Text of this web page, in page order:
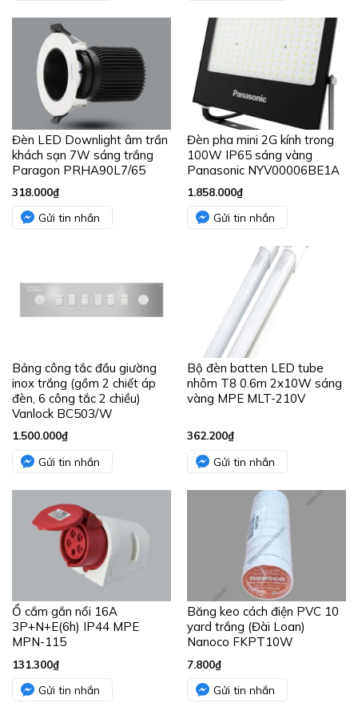
Đèn LED Downlight âm trần
khách sạn 7W sáng trắng
Paragon PRHA90L7/65
318.000₫
Gửi tin nhắn
Đèn pha mini 2G kính trong
100W IP65 sáng vàng
Panasonic NYV00006BE1A
1.858.000₫
Gửi tin nhắn
Bảng công tắc đầu giường
inox trắng (gồm 2 chiết áp
đèn, 6 công tắc 2 chiều)
Vanlock BC503/W
1.500.000₫
Gửi tin nhắn
Bộ đèn batten LED tube
nhôm T8 0.6m 2x10W sáng
vàng MPE MLT-210V
362.200₫
Gửi tin nhắn
Ổ cắm gắn nổi 16A
3P+N+E(6h) IP44 MPE
MPN-115
131.300₫
Gửi tin nhắn
Băng keo cách điện PVC 10
yard trắng (Đài Loan)
Nanoco FKPT10W
7.800₫
Gửi tin nhắn